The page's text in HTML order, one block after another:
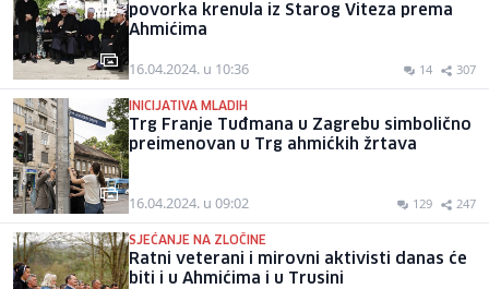
povorka krenula iz Starog Viteza prema
Ahmićima
16.04.2024. u 10:36 14 307
INICIJATIVA MLADIH
Trg Franje Tuđmana u Zagrebu simbolično
preimenovan u Trg ahmićkih žrtava
16.04.2024. u 09:02 129 247
SJEĆANJE NA ZLOČINE
Ratni veterani i mirovni aktivisti danas će
biti i u Ahmićima i u Trusini